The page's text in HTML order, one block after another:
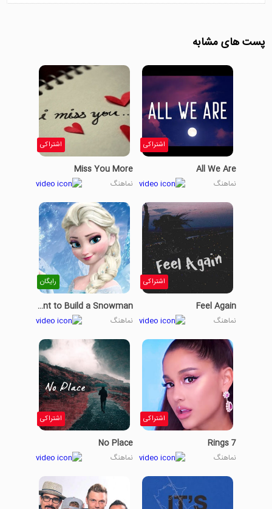
پست های مشابه
اشتراکی
All We Are
نماهنگ
اشتراکی
Miss You More
نماهنگ
اشتراکی
Feel Again
نماهنگ
رایگان
Do You Want to Build a Snowman?
نماهنگ
اشتراکی
7 Rings
نماهنگ
اشتراکی
No Place
نماهنگ